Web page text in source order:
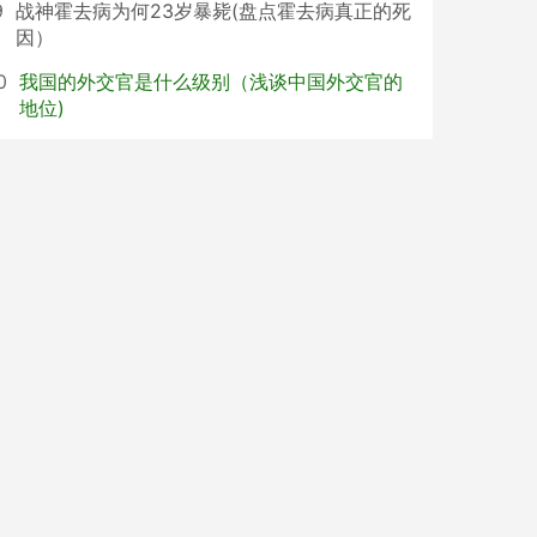
战神霍去病为何23岁暴毙(盘点霍去病真正的死
因）
我国的外交官是什么级别（浅谈中国外交官的
地位)